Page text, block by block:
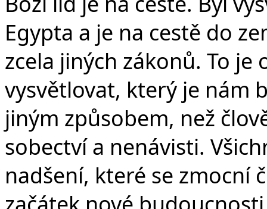
Egypta a je na cestě do
zcela jiných zákonů. To
vysvětlovat, který je nám
jiným způsobem, než
sobectví a nenávisti.
nadšení, které se zmocní